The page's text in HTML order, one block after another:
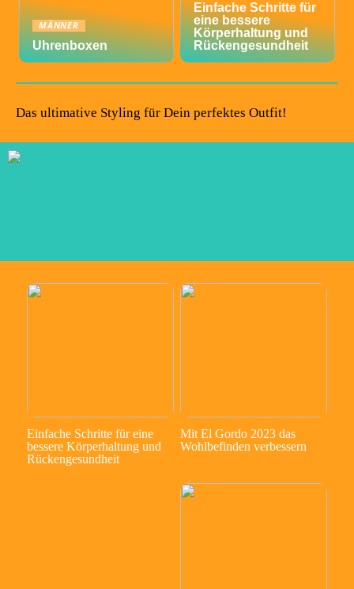
MÄNNER
Uhrenboxen
Einfache Schritte für
eine bessere
Körperhaltung und
Rückengesundheit
Das ultimative Styling für Dein perfektes Outfit!
Einfache Schritte für eine
bessere Körperhaltung und
Rückengesundheit
Mit El Gordo 2023 das
Wohlbefinden verbessern